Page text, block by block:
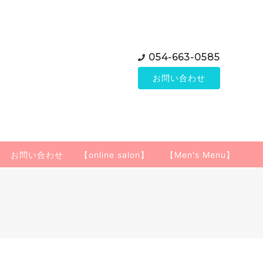
054-663-0585
お問い合わせ
お問い合わせ 【online salon】 【Men's Menu】